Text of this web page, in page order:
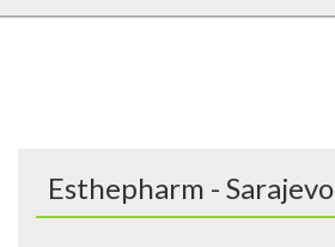
Esthepharm - Sarajevo